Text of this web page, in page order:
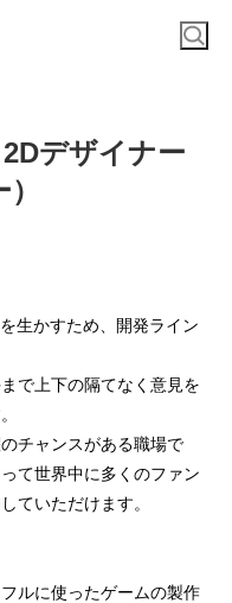
2Dデザイナー
生かすため、開発ライン
で上下の隔てなく意見を
チャンスがある職場で
て世界中に多くのファン
ていただけます。
ルに使ったゲームの製作